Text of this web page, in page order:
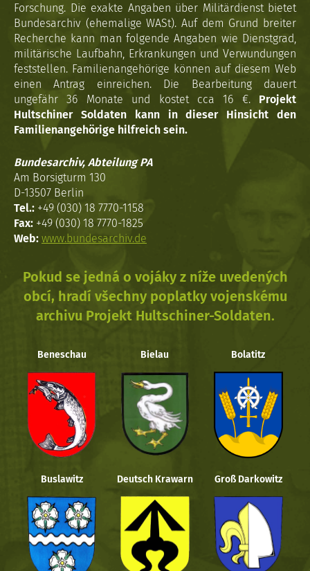
Forschung. Die exakte Angaben über Militärdienst bietet
Bundesarchiv (ehemalige WASt). Auf dem Grund breiter
Recherche kann man folgende Angaben wie Dienstgrad,
militärische Laufbahn, Erkrankungen und Verwundungen
feststellen. Familienangehörige können auf diesem Web
einen Antrag einreichen. Die Bearbeitung dauert
ungefähr 36 Monate und kostet cca 16 €. Projekt
Hultschiner Soldaten kann in dieser Hinsicht den
Familienangehörige hilfreich sein.
Bundesarchiv, Abteilung PA
Am Borsigturm 130
D-13507 Berlin
Tel.: +49 (030) 18 7770-1158
Fax: +49 (030) 18 7770-1825
Web: www.bundesarchiv.de
Pokud se jedná o vojáky z níže uvedených
obcí, hradí všechny poplatky vojenskému
archivu Projekt Hultschiner-Soldaten.
Beneschau Bielau Bolatitz
Buslawitz Deutsch Krawarn Groß Darkowitz